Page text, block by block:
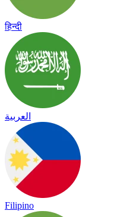
हिन्दी
العربية
Filipino